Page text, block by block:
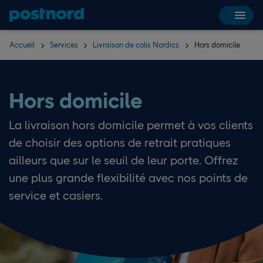
Hoppa över navigering och sök
Accueil Services Livraison de colis Nordics Hors domicile
Hors domicile
La livraison hors domicile permet à vos clients
de choisir des options de retrait pratiques
ailleurs que sur le seuil de leur porte. Offrez
une plus grande flexibilité avec nos points de
service et casiers.